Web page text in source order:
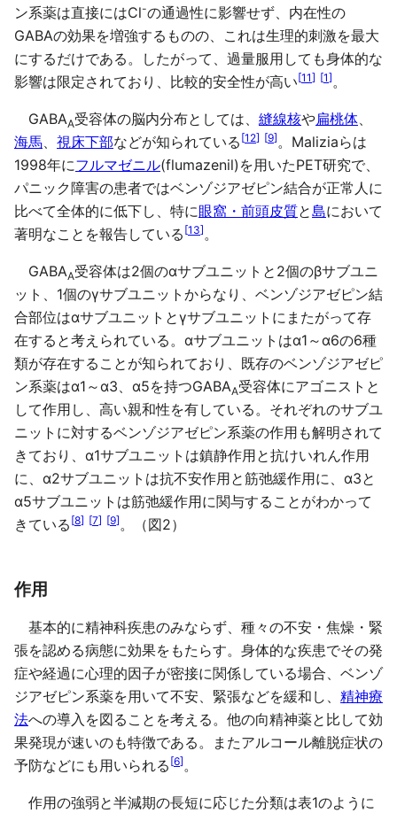
ン系薬は直接にはCl-の通過性に影響せず、内在性の
GABAの効果を増強するものの、これは生理的刺激を最大
にするだけである。したがって、過量服用しても身体的な
影響は限定されており、比較的安全性が高い[11] [1]。
GABAA受容体の脳内分布としては、 縫線核や扁桃体、
海馬、 視床下部などが知られている [12] [9]。Maliziaらは
1998年にフルマゼニル(flumazenil)を用いたPET研究で、
パニック障害の患者ではベンゾジアゼピン結合が正常人に
比べて全体的に低下し、特に眼窩・前頭皮質と島において
著明なことを報告している [13]。
GABAA受容体は2個のαサブユニットと2個のβサブユニ
ット、1個のγサブユニットからなり、ベンゾジアゼピン結
合部位はαサブユニットとγサブユニットにまたがって存
在すると考えられている。αサブユニットはα1～α6の6種
類が存在することが知られており、既存のベンゾジアゼピ
ン系薬はα1～α3、α5を持つGABAA受容体にアゴニストと
して作用し、高い親和性を有している。それぞれのサブユ
ニットに対するベンゾジアゼピン系薬の作用も解明されて
きており、α1サブユニットは鎮静作用と抗けいれん作用
に、α2サブユニットは抗不安作用と筋弛緩作用に、α3と
α5サブユニットは筋弛緩作用に関与することがわかって
きている [8] [7] [9]。（図2）
作用
基本的に精神科疾患のみならず、種々の不安・焦燥・緊
張を認める病態に効果をもたらす。身体的な疾患でその発
症や経過に心理的因子が密接に関係している場合、ベンゾ
ジアゼピン系薬を用いて不安、緊張などを緩和し、 精神療
法への導入を図ることを考える。他の向精神薬と比して効
果発現が速いのも特徴である。またアルコール離脱症状の
予防などにも用いられる [6]。
作用の強弱と半減期の長短に応じた分類は表1のように